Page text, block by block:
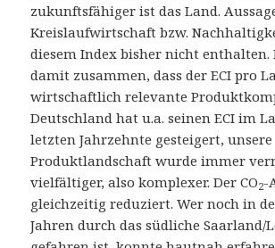
zukunftsfähiger ist das Land.
Kreislaufwirtschaft bzw.
diesem Index bisher nicht enthalten.
damit zusammen, dass der ECI pro
wirtschaftlich relevante
Deutschland hat u.a. seinen ECI im
letzten Jahrzehnte gesteigert, unsere
Produktlandschaft wurde immer
vielfältiger, also komplexer. Der CO2-
gleichzeitig reduziert. Wer noch in
Jahren durch das südliche Saarland/